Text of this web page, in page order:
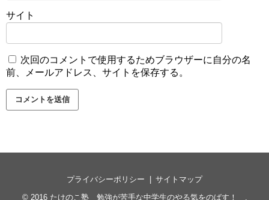
サイト
次回のコメントで使用するためブラウザーに自分の名
前、メールアドレス、サイトを保存する。
プライバシーポリシー
サイトマップ
© 2016 たけのこ塾 勉強が苦手な中学生のやる気をのばす！ .